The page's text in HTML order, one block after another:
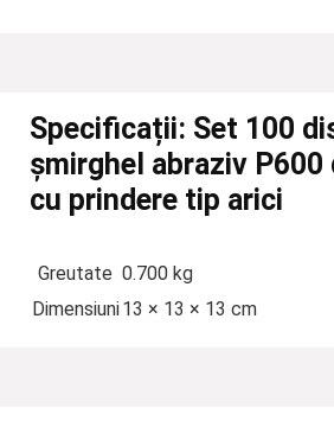
Specificații: Set 100
șmirghel abraziv P600
cu prindere tip arici
Greutate 0.700 kg
Dimensiuni13 × 13 × 13 cm